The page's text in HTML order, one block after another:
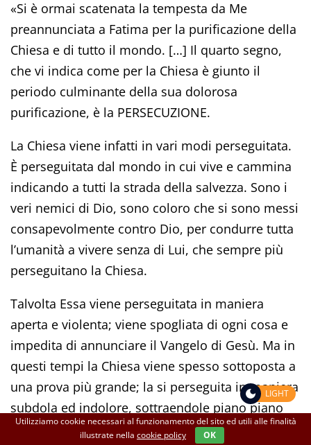
«Si è ormai scatenata la tempesta da Me
preannunciata a Fatima per la purificazione della
Chiesa e di tutto il mondo. […] Il quarto segno,
che vi indica come per la Chiesa è giunto il
periodo culminante della sua dolorosa
purificazione, è la PERSECUZIONE.
La Chiesa viene infatti in vari modi perseguitata.
È perseguitata dal mondo in cui vive e cammina
indicando a tutti la strada della salvezza. Sono i
veri nemici di Dio, sono coloro che si sono messi
consapevolmente contro Dio, per condurre tutta
l’umanità a vivere senza di Lui, che sempre più
perseguitano la Chiesa.
Talvolta Essa viene perseguitata in maniera
aperta e violenta; viene spogliata di ogni cosa e
impedita di annunciare il Vangelo di Gesù. Ma in
questi tempi la Chiesa viene spesso sottoposta a
una prova più grande; la si perseguita in maniera
subdola ed indolore, sottraendole piano piano
l’ossigeno di cui ha bisogno per vivere. Si cerca
Utilizziamo cookie necessari al funzionamento del sito ed utili alle finalità
illustrate nella cookie policy OK
LIGHT